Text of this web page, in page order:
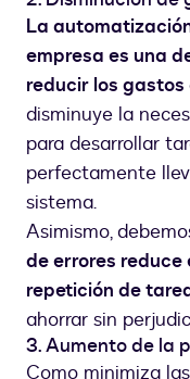
La
empresa es una
reducir los
disminuye la
para desarrollar
perfectamente
sistema.
Asimismo,
de errores reduce
repetición de
ahorrar sin
3. Aumento de la
Como minimiza